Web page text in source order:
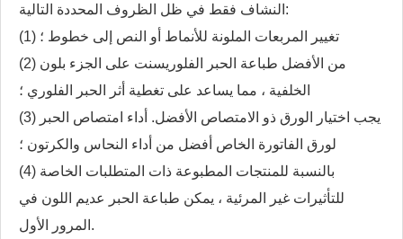
النشاف فقط في ظل الظروف المحددة التالية:
(1) تغيير المربعات الملونة للأنماط أو النص إلى خطوط ؛
(2) من الأفضل طباعة الحبر الفلوريسنت على الجزء بلون
الخلفية ، مما يساعد على تغطية أثر الحبر الفلوري ؛
(3) يجب اختيار الورق ذو الامتصاص الأفضل. أداء امتصاص الحبر
لورق الفاتورة الخاص أفضل من أداء النحاس والكرتون ؛
(4) بالنسبة للمنتجات المطبوعة ذات المتطلبات الخاصة
للتأثيرات غير المرئية ، يمكن طباعة الحبر عديم اللون في
المرور الأول.